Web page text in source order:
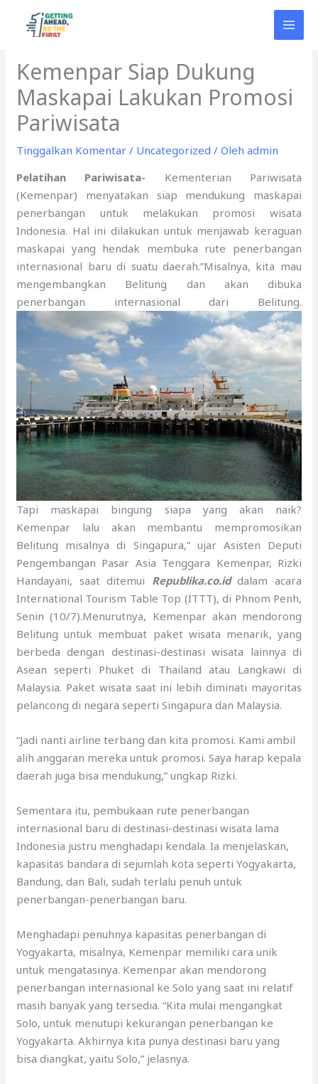
Kemenpar Siap Dukung
Maskapai Lakukan Promosi
Pariwisata
Tinggalkan Komentar / Uncategorized / Olehadmin
Pelatihan Pariwisata- Kementerian Pariwisata
(Kemenpar) menyatakan siap mendukung maskapai
penerbangan untuk melakukan promosi wisata
Indonesia. Hal ini dilakukan untuk menjawab keraguan
maskapai yang hendak membuka rute penerbangan
internasional baru di suatu daerah.”Misalnya, kita mau
mengembangkan Belitung dan akan dibuka
penerbangan internasional dari Belitung.
Tapi maskapai bingung siapa yang akan naik?
Kemenpar lalu akan membantu mempromosikan
Belitung misalnya di Singapura,” ujar Asisten Deputi
Pengembangan Pasar Asia Tenggara Kemenpar, Rizki
Handayani, saat ditemui Republika.co.iddalam acara
International Tourism Table Top (ITTT), di Phnom Penh,
Senin (10/7).Menurutnya, Kemenpar akan mendorong
Belitung untuk membuat paket wisata menarik, yang
berbeda dengan destinasi-destinasi wisata lainnya di
Asean seperti Phuket di Thailand atau Langkawi di
Malaysia. Paket wisata saat ini lebih diminati mayoritas
pelancong di negara seperti Singapura dan Malaysia.
“Jadi nanti airline terbang dan kita promosi. Kami ambil
alih anggaran mereka untuk promosi. Saya harap kepala
daerah juga bisa mendukung,” ungkap Rizki.
Sementara itu, pembukaan rute penerbangan
internasional baru di destinasi-destinasi wisata lama
Indonesia justru menghadapi kendala. Ia menjelaskan,
kapasitas bandara di sejumlah kota seperti Yogyakarta,
Bandung, dan Bali, sudah terlalu penuh untuk
penerbangan-penerbangan baru.
Menghadapi penuhnya kapasitas penerbangan di
Yogyakarta, misalnya, Kemenpar memiliki cara unik
untuk mengatasinya. Kemenpar akan mendorong
penerbangan internasional ke Solo yang saat ini relatif
masih banyak yang tersedia. “Kita mulai mengangkat
Solo, untuk menutupi kekurangan penerbangan ke
Yogyakarta. Akhirnya kita punya destinasi baru yang
bisa diangkat, yaitu Solo,” jelasnya.